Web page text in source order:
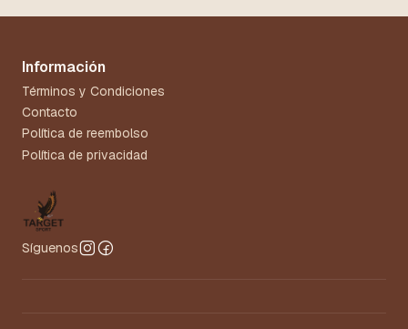
Información
Términos y Condiciones
Contacto
Política de reembolso
Política de privacidad
Síguenos